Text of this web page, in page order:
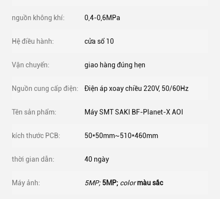
nguồn không khí: 0,4-0,6MPa
Hệ điều hành: cửa sổ 10
Vận chuyển: giao hàng đúng hẹn
Nguồn cung cấp điện: Điện áp xoay chiều 220V, 50/60Hz
Tên sản phẩm: Máy SMT SAKI BF-Planet-X AOI
kích thước PCB: 50*50mm~510*460mm
thời gian dẫn: 40 ngày
Máy ảnh: 5MP; 5MP; color màu sắc